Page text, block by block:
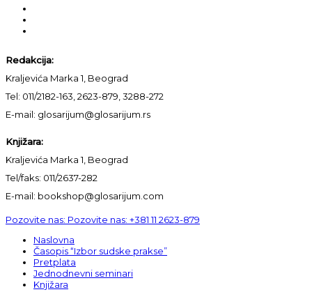
Redakcija:
Kraljevića Marka 1, Beograd
Tel: 011/2182-163, 2623-879, 3288-272
E-mail: glosarijum@glosarijum.rs
Knjižara:
Kraljevića Marka 1, Beograd
Tel/faks: 011/2637-282
E-mail: bookshop@glosarijum.com
Pozovite nas: Pozovite nas: +381 11 2623-879
Naslovna
Časopis “Izbor sudske prakse”
Pretplata
Jednodnevni seminari
Knjižara